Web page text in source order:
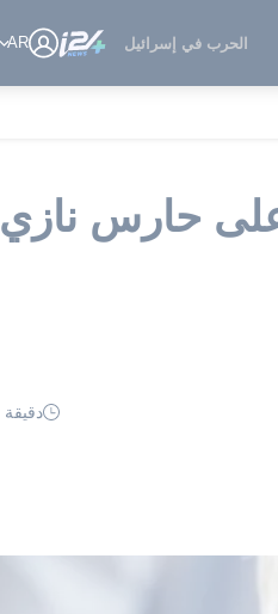
الحرب في إسرائيل AR
على حارس نازي
دقيقة 1